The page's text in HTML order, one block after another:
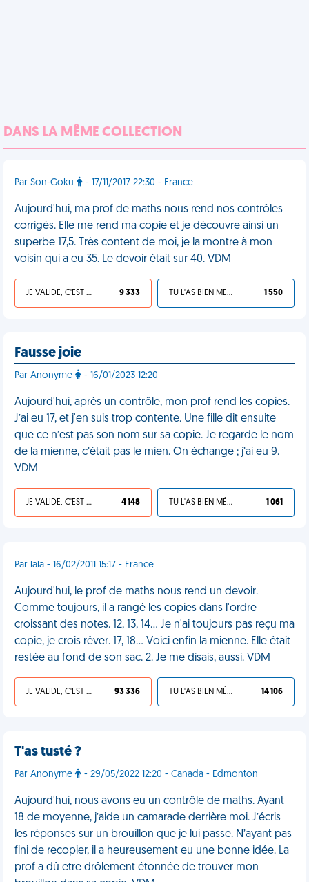
DANS LA MÊME COLLECTION
Par Son-Goku - 17/11/2017 22:30 - France
Aujourd'hui, ma prof de maths nous rend nos contrôles
corrigés. Elle me rend ma copie et je découvre ainsi un
superbe 17,5. Très content de moi, je la montre à mon
voisin qui a eu 35. Le devoir était sur 40. VDM
JE VALIDE, C'EST UNE VDM 9 333 TU L'AS BIEN MÉRITÉ 1 550
Fausse joie
Par Anonyme - 16/01/2023 12:20
Aujourd'hui, après un contrôle, mon prof rend les copies.
J’ai eu 17, et j'en suis trop contente. Une fille dit ensuite
que ce n’est pas son nom sur sa copie. Je regarde le nom
de la mienne, c’était pas le mien. On échange ; j’ai eu 9.
VDM
JE VALIDE, C'EST UNE VDM 4 148 TU L'AS BIEN MÉRITÉ 1 061
Par lala - 16/02/2011 15:17 - France
Aujourd'hui, le prof de maths nous rend un devoir.
Comme toujours, il a rangé les copies dans l'ordre
croissant des notes. 12, 13, 14... Je n'ai toujours pas reçu ma
copie, je crois rêver. 17, 18... Voici enfin la mienne. Elle était
restée au fond de son sac. 2. Je me disais, aussi. VDM
JE VALIDE, C'EST UNE VDM 93 336 TU L'AS BIEN MÉRITÉ 14 106
T'as tusté ?
Par Anonyme - 29/05/2022 12:20 - Canada - Edmonton
Aujourd'hui, nous avons eu un contrôle de maths. Ayant
18 de moyenne, j’aide un camarade derrière moi. J’écris
les réponses sur un brouillon que je lui passe. N’ayant pas
fini de recopier, il a heureusement eu une bonne idée. La
prof a dû etre drôlement étonnée de trouver mon